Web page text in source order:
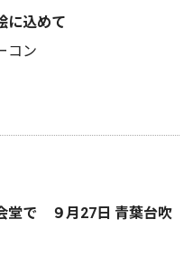
込めて
コン
堂で ９月27日 青葉台吹